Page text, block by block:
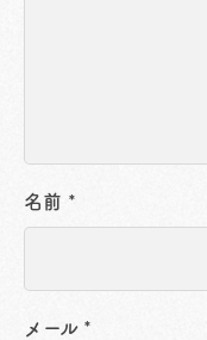
名前 *
メール *